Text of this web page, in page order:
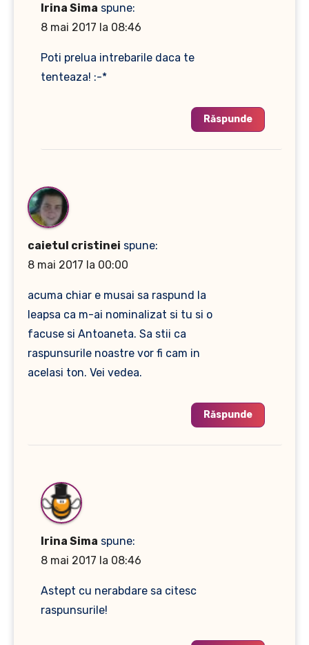
Irina Sima spune:
8 mai 2017 la 08:46
Poti prelua intrebarile daca te
tenteaza! :-*
Răspunde
caietul cristinei spune:
8 mai 2017 la 00:00
acuma chiar e musai sa raspund la
leapsa ca m-ai nominalizat si tu si o
facuse si Antoaneta. Sa stii ca
raspunsurile noastre vor fi cam in
acelasi ton. Vei vedea.
Răspunde
Irina Sima spune:
8 mai 2017 la 08:46
Astept cu nerabdare sa citesc
raspunsurile!